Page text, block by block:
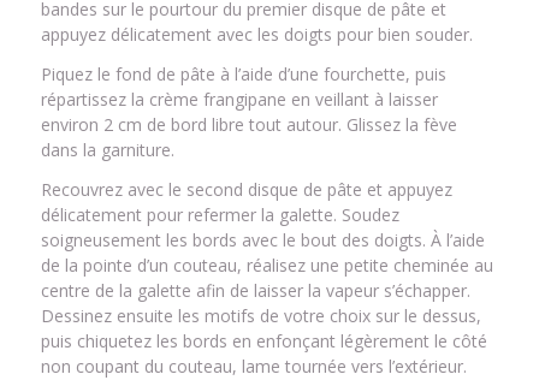
bandes sur le pourtour du premier disque de pâte et
appuyez délicatement avec les doigts pour bien souder.
Piquez le fond de pâte à l’aide d’une fourchette, puis
répartissez la crème frangipane en veillant à laisser
environ 2 cm de bord libre tout autour. Glissez la fève
dans la garniture.
Recouvrez avec le second disque de pâte et appuyez
délicatement pour refermer la galette. Soudez
soigneusement les bords avec le bout des doigts. À l’aide
de la pointe d’un couteau, réalisez une petite cheminée au
centre de la galette afin de laisser la vapeur s’échapper.
Dessinez ensuite les motifs de votre choix sur le dessus,
puis chiquetez les bords en enfonçant légèrement le côté
non coupant du couteau, lame tournée vers l’extérieur.